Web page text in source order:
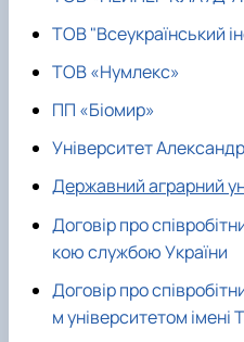
ТОВ "Всеукраїнський
ТОВ «Нумлекс»
ПП «Біомир»
Університет
Державний аграрний
Договір про
кою службою України
Договір про
м університетом